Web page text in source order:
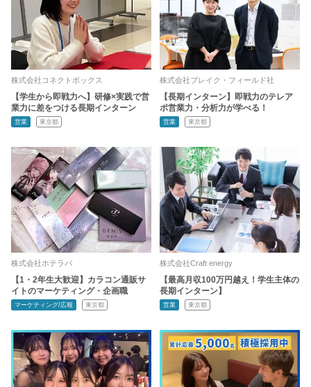
株式会社コネクトボックス
【学生から即戦力へ】研修×実践で営
業力に差をつける長期インターン
営業 東京都
株式会社ブレイク・フィールド社
【長期インターン】即戦力のテレア
ポ営業力・分析力が学べる！
営業 東京都
株式会社ホテラバ
【1・2年生大歓迎】カラコン通販サ
イトのマーケティング・企画職
マーケティング/広報 東京都
株式会社Craft energy
【最高月収100万円越え！学生主体の
長期インターン】
営業 東京都